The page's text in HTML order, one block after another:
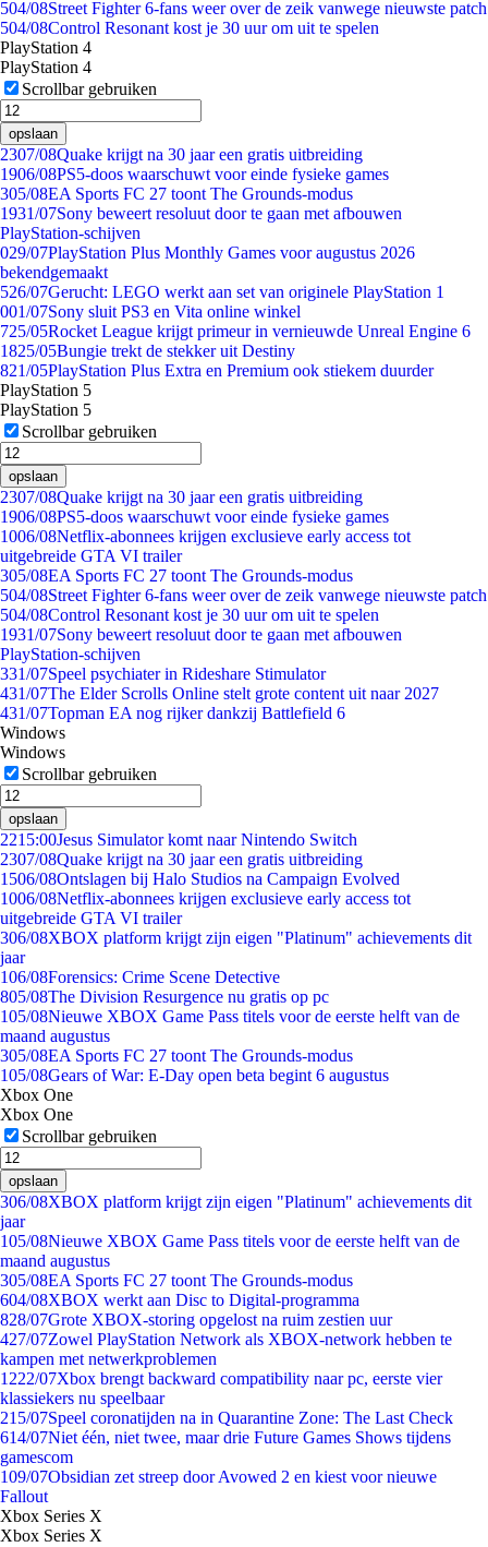
504/08Street Fighter 6-fans weer over de zeik vanwege nieuwste patch
504/08Control Resonant kost je 30 uur om uit te spelen
PlayStation 4
PlayStation 4
Scrollbar gebruiken
opslaan
2307/08Quake krijgt na 30 jaar een gratis uitbreiding
1906/08PS5-doos waarschuwt voor einde fysieke games
305/08EA Sports FC 27 toont The Grounds-modus
1931/07Sony beweert resoluut door te gaan met afbouwen
PlayStation-schijven
029/07PlayStation Plus Monthly Games voor augustus 2026
bekendgemaakt
526/07Gerucht: LEGO werkt aan set van originele PlayStation 1
001/07Sony sluit PS3 en Vita online winkel
725/05Rocket League krijgt primeur in vernieuwde Unreal Engine 6
1825/05Bungie trekt de stekker uit Destiny
821/05PlayStation Plus Extra en Premium ook stiekem duurder
PlayStation 5
PlayStation 5
Scrollbar gebruiken
opslaan
2307/08Quake krijgt na 30 jaar een gratis uitbreiding
1906/08PS5-doos waarschuwt voor einde fysieke games
1006/08Netflix-abonnees krijgen exclusieve early access tot
uitgebreide GTA VI trailer
305/08EA Sports FC 27 toont The Grounds-modus
504/08Street Fighter 6-fans weer over de zeik vanwege nieuwste patch
504/08Control Resonant kost je 30 uur om uit te spelen
1931/07Sony beweert resoluut door te gaan met afbouwen
PlayStation-schijven
331/07Speel psychiater in Rideshare Stimulator
431/07The Elder Scrolls Online stelt grote content uit naar 2027
431/07Topman EA nog rijker dankzij Battlefield 6
Windows
Windows
Scrollbar gebruiken
opslaan
2215:00Jesus Simulator komt naar Nintendo Switch
2307/08Quake krijgt na 30 jaar een gratis uitbreiding
1506/08Ontslagen bij Halo Studios na Campaign Evolved
1006/08Netflix-abonnees krijgen exclusieve early access tot
uitgebreide GTA VI trailer
306/08XBOX platform krijgt zijn eigen "Platinum" achievements dit
jaar
106/08Forensics: Crime Scene Detective
805/08The Division Resurgence nu gratis op pc
105/08Nieuwe XBOX Game Pass titels voor de eerste helft van de
maand augustus
305/08EA Sports FC 27 toont The Grounds-modus
105/08Gears of War: E-Day open beta begint 6 augustus
Xbox One
Xbox One
Scrollbar gebruiken
opslaan
306/08XBOX platform krijgt zijn eigen "Platinum" achievements dit
jaar
105/08Nieuwe XBOX Game Pass titels voor de eerste helft van de
maand augustus
305/08EA Sports FC 27 toont The Grounds-modus
604/08XBOX werkt aan Disc to Digital-programma
828/07Grote XBOX-storing opgelost na ruim zestien uur
427/07Zowel PlayStation Network als XBOX-network hebben te
kampen met netwerkproblemen
1222/07Xbox brengt backward compatibility naar pc, eerste vier
klassiekers nu speelbaar
215/07Speel coronatijden na in Quarantine Zone: The Last Check
614/07Niet één, niet twee, maar drie Future Games Shows tijdens
gamescom
109/07Obsidian zet streep door Avowed 2 en kiest voor nieuwe
Fallout
Xbox Series X
Xbox Series X